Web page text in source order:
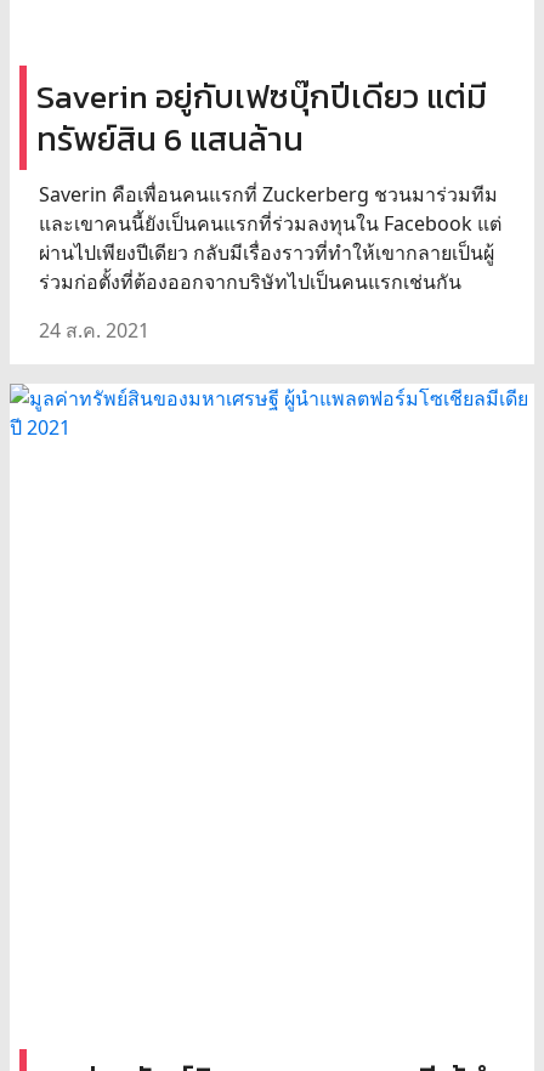
Saverin อยู่กับเฟซบุ๊กปีเดียว แต่มี
ทรัพย์สิน 6 แสนล้าน
Saverin คือเพื่อนคนแรกที่ Zuckerberg ชวนมาร่วมทีม
และเขาคนนี้ยังเป็นคนแรกที่ร่วมลงทุนใน Facebook แต่
ผ่านไปเพียงปีเดียว กลับมีเรื่องราวที่ทำให้เขากลายเป็นผู้
ร่วมก่อตั้งที่ต้องออกจากบริษัทไปเป็นคนแรกเช่นกัน
24 ส.ค. 2021